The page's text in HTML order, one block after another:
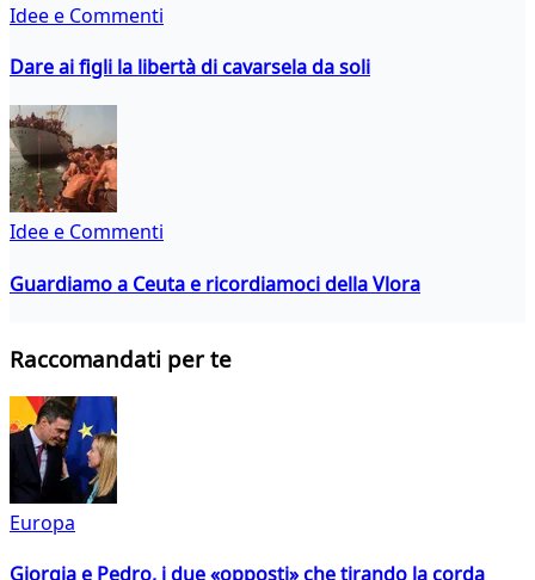
Idee e Commenti
Dare ai figli la libertà di cavarsela da soli
Idee e Commenti
Guardiamo a Ceuta e ricordiamoci della Vlora
Raccomandati per te
Europa
Giorgia e Pedro, i due «opposti» che tirando la corda